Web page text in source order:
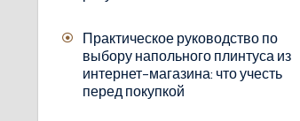
Практическое руководство по
выбору напольного плинтуса из
интернет-магазина: что учесть
перед покупкой